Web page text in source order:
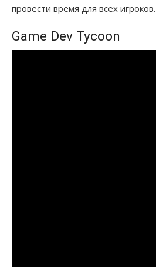
провести время для всех игроков.
Game Dev Tycoon